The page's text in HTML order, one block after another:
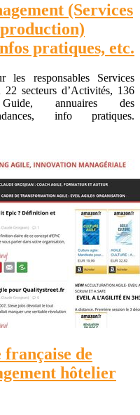
(Services
pratiques, etc.
les responsables Services
secteurs d’Activités, 136
annuaires des
info pratiques.
de
hôtelier